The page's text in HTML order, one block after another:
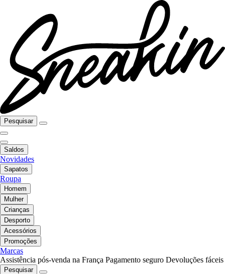
Pesquisar
Saldos
Novidades
Sapatos
Roupa
Homem
Mulher
Crianças
Desporto
Acessórios
Promoções
Marcas
Assistência pós-venda na França Pagamento seguro Devoluções fáceis
Pesquisar